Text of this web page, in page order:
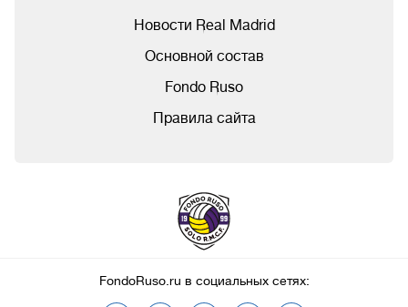
Новости Real Madrid
Основной состав
Fondo Ruso
Правила сайта
FondoRuso.ru в социальных сетях: